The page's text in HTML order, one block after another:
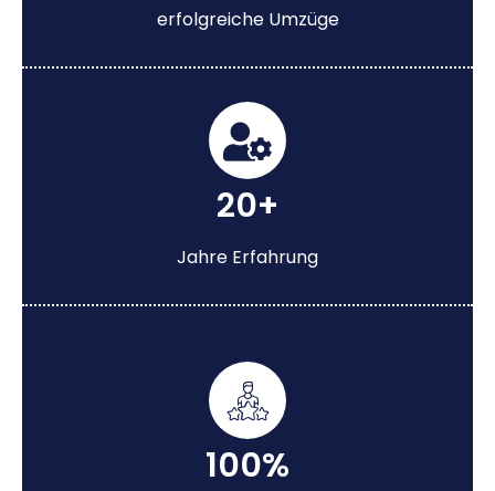
erfolgreiche Umzüge
20+
Jahre Erfahrung
100%